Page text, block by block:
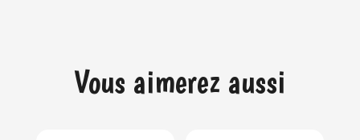
Vous aimerez aussi